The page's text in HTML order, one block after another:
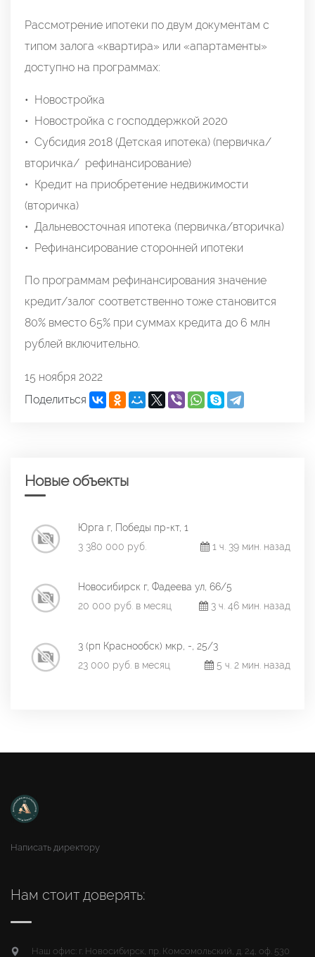
Рассмотрение ипотеки по двум документам с
типом залога «квартира» или «апартаменты»
доступно на программах:
• Новостройка
• Новостройка с господдержкой 2020
• Субсидия 2018 (Детская ипотека) (первичка/
вторичка/ рефинансирование)
• Кредит на приобретение недвижимости
(вторичка)
• Дальневосточная ипотека (первичка/вторичка)
• Рефинансирование сторонней ипотеки
По программам рефинансирования значение
кредит/залог соответственно тоже становится
80% вместо 65% при суммах кредита до 6 млн
рублей включительно.
15 ноября 2022
Поделиться
Новые объекты
Юрга г, Победы пр-кт, 1
3 380 000 руб.
1 ч. 39 мин. назад
Новосибирск г, Фадеева ул, 66/5
20 000 руб. в месяц
3 ч. 46 мин. назад
3 (рп Краснообск) мкр, -, 25/3
23 000 руб. в месяц
5 ч. 2 мин. назад
Написать директору
Нам стоит доверять:
Наш офис: г. Новосибирск, пр. Комсомольский, д. 24, оф. 530